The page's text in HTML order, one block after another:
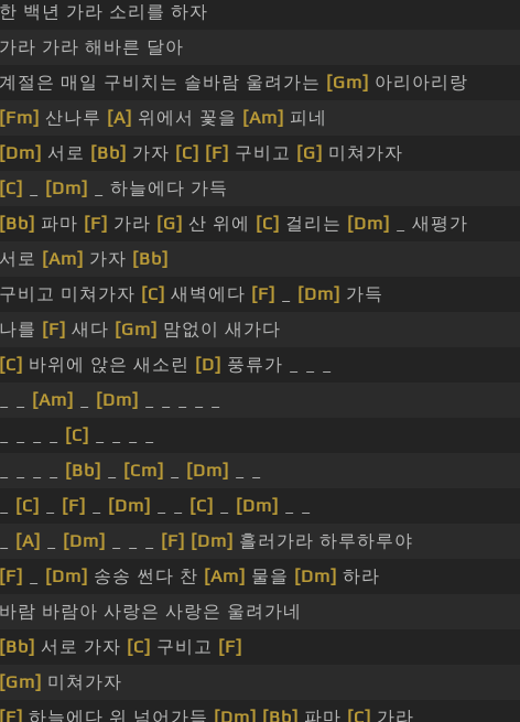
한 백년 가라 소리를 하자
가라 가라 해바른 달아
계절은 매일 구비치는 솔바람 울려가는 [Gm] 아리아리랑
[Fm] 산나루 [A] 위에서 꽃을 [Am] 피네
[Dm] 서로 [Bb] 가자 [C] [F] 구비고 [G] 미쳐가자
[C]
[Dm]
_ 하늘에다 가득
[Bb] 파마 [F] 가라 [G] 산 위에 [C] 걸리는 [Dm]
_ 새평가
서로 [Am] 가자 [Bb]
구비고 미쳐가자 [C] 새벽에다 [F] [Dm] 가득
나를 [F] 새다 [Gm] 맘없이 새가다
[C] 바위에 앉은 새소린 [D] 풍류가 _ _ _
[Am] [Dm]
[C]
[Bb] [Cm] [Dm]
[C] [F] [Dm] [C] [Dm]
[A] [Dm] [F] [Dm] 흘러가라 하루하루야
[F]
[Dm] 송송 썬다 찬 [Am] 물을 [Dm] 하라
바람 바람아 사랑은 사랑은 울려가네
[Bb] 서로 가자 [C] 구비고 [F]
[Gm] 미쳐가자
[F] 하늘에다 위 넘어가득 [Dm] [Bb] 파마 [C] 가라